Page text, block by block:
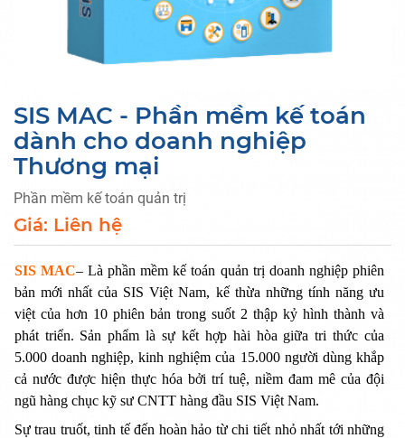
SIS MAC - Phần mềm kế toán
dành cho doanh nghiệp
Thương mại
Phần mềm kế toán quản trị
Giá: Liên hệ
SIS MAC– Là phần mềm kế toán quản trị doanh nghiệp phiên
bản mới nhất của SIS Việt Nam, kế thừa những tính năng ưu
việt của hơn 10 phiên bản trong suốt 2 thập kỷ hình thành và
phát triển. Sản phẩm là sự kết hợp hài hòa giữa tri thức của
5.000 doanh nghiệp, kinh nghiệm của 15.000 người dùng khắp
cả nước được hiện thực hóa bởi trí tuệ, niềm đam mê của đội
ngũ hàng chục kỹ sư CNTT hàng đầu SIS Việt Nam.
Sự trau truốt, tinh tế đến hoàn hảo từ chi tiết nhỏ nhất tới những